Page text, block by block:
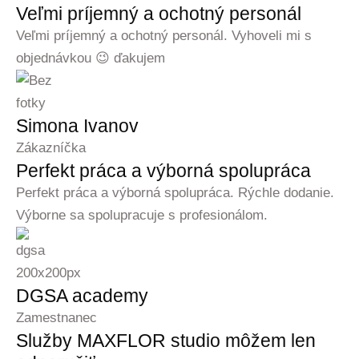
Veľmi príjemný a ochotný personál
Veľmi príjemný a ochotný personál. Vyhoveli mi s
objednávkou 😉 ďakujem
Simona Ivanov
Zákazníčka
Perfekt práca a výborná spolupráca
Perfekt práca a výborná spolupráca. Rýchle dodanie.
Výborne sa spolupracuje s profesionálom.
DGSA academy
Zamestnanec
Služby MAXFLOR studio môžem len